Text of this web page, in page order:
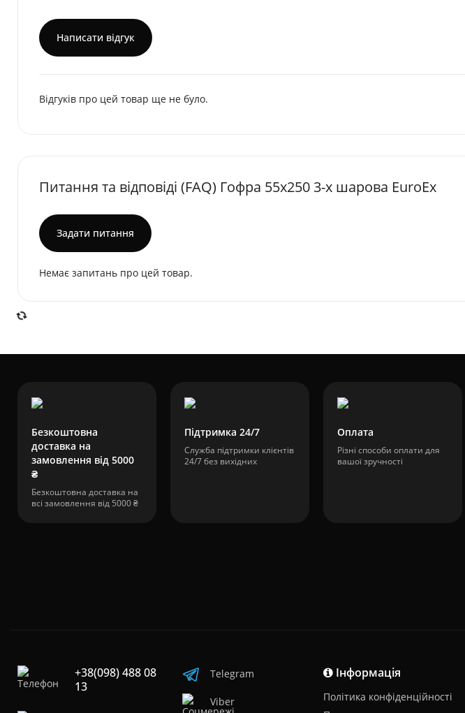
Написати відгук
Відгуків про цей товар ще не було.
Питання та відповіді (FAQ) Гофра 55х250 3-х шарова EuroEx
Задати питання
Немає запитань про цей товар.
Безкоштовна
доставка на
замовлення від 5000
₴
Безкоштовна доставка на
всі замовлення від 5000 ₴
Підтримка 24/7
Служба підтримки клієнтів
24/7 без вихідних
Оплата
Різні способи оплати для
вашої зручності
+38(098) 488 08
13
Telegram
Viber
Інформація
Політика конфіденційності